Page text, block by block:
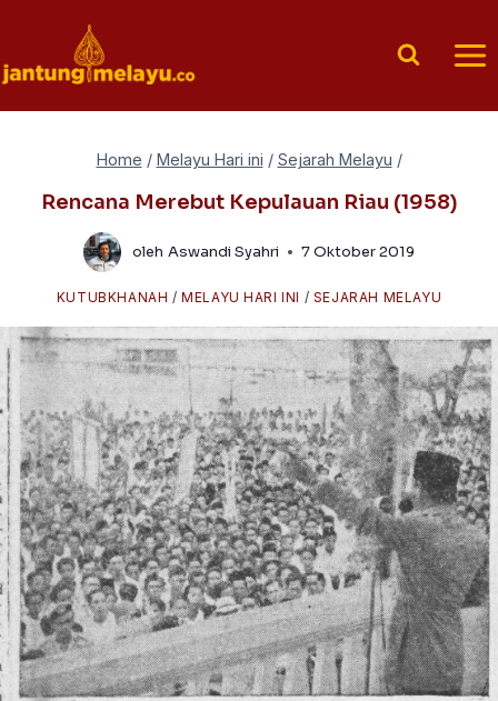
content
Home / Melayu Hari ini / Sejarah Melayu /
Rencana Merebut Kepulauan Riau (1958)
oleh Aswandi Syahri 7 Oktober 2019
KUTUBKHANAH /MELAYU HARI INI / SEJARAH MELAYU